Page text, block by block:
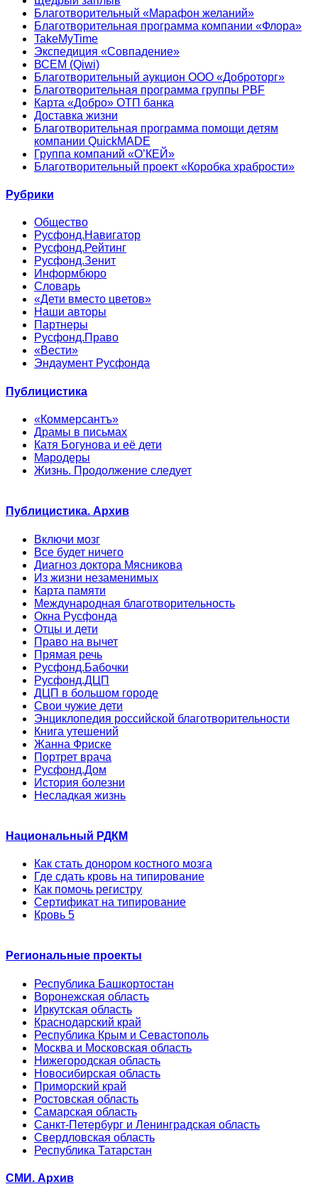
Благотворительный «Марафон желаний»
Благотворительная программа компании «Флора»
TakeMyTime
Экспедиция «Совпадение»
ВСЕМ (Qiwi)
Благотворительный аукцион ООО «Доброторг»
Благотворительная программа группы PBF
Карта «Добро» ОТП банка
Доставка жизни
Благотворительная программа помощи детям
компании QuickMADE
Группа компаний «О’КЕЙ»
Благотворительный проект «Коробка храбрости»
Рубрики
Общество
Русфонд.Навигатор
Русфонд.Рейтинг
Русфонд.Зенит
Информбюро
Словарь
«Дети вместо цветов»
Наши авторы
Партнеры
Русфонд.Право
«Вести»
Эндаумент Русфонда
Публицистика
«Коммерсантъ»
Драмы в письмах
Катя Богунова и её дети
Мародеры
Жизнь. Продолжение следует
Публицистика. Архив
Включи мозг
Все будет ничего
Диагноз доктора Мясникова
Из жизни незаменимых
Карта памяти
Международная благотворительность
Окна Русфонда
Отцы и дети
Право на вычет
Прямая речь
Русфонд.Бабочки
Русфонд.ДЦП
ДЦП в большом городе
Свои чужие дети
Энциклопедия российской благотворительности
Книга утешений
Жанна Фриске
Портрет врача
Русфонд.Дом
История болезни
Несладкая жизнь
Национальный РДКМ
Как стать донором костного мозга
Где сдать кровь на типирование
Как помочь регистру
Сертификат на типирование
Кровь 5
Региональные проекты
Республика Башкортостан
Воронежская область
Иркутская область
Краснодарский край
Республика Крым и Севастополь
Москва и Московская область
Нижегородская область
Новосибирская область
Приморский край
Ростовская область
Самарская область
Санкт-Петербург и Ленинградская область
Свердловская область
Республика Татарстан
СМИ. Архив